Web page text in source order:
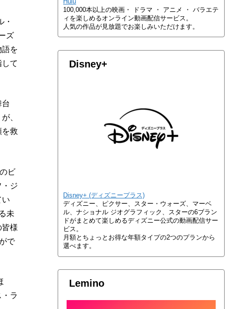
・
ズ
を
て
、
救
ビ
ジ
い
未
様
で
ラ
100,000本以上の映画・ ドラマ ・ アニメ ・ バラエテ
ィを楽しめるオンライン動画配信サービス。
人気の作品が見放題でお楽しみいただけます。
Disney+
Disney+ (ディズニープラス)
ディズニー、ピクサー、スター・ウォーズ、マーベ
ル、ナショナル ジオグラフィック、スターの6ブラン
ドがまとめて楽しめるディズニー公式の動画配信サー
ビス。
月額とちょっとお得な年額タイプの2つのプランから
選べます。
Lemino